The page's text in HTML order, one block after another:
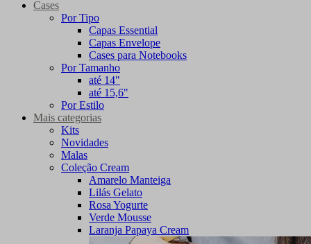
Cases
Por Tipo
Capas Essential
Capas Envelope
Cases para Notebooks
Por Tamanho
até 14"
até 15,6"
Por Estilo
Mais categorias
Kits
Novidades
Malas
Coleção Cream
Amarelo Manteiga
Lilás Gelato
Rosa Yogurte
Verde Mousse
Laranja Papaya Cream